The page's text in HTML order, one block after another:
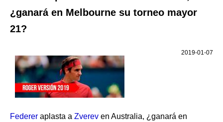
¿ganará en Melbourne su torneo mayor
21?
2019-01-07
Federer aplasta a Zverev en Australia, ¿ganará en